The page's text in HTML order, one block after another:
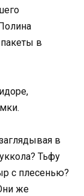
пакеты в
в
Тьфу
с плесенью?
же